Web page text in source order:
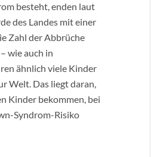
besteht, enden laut
des Landes mit einer
Zahl der Abbrüche
wie auch in
ähnlich viele Kinder
Welt. Das liegt daran,
Kinder bekommen, bei
Syndrom-Risiko